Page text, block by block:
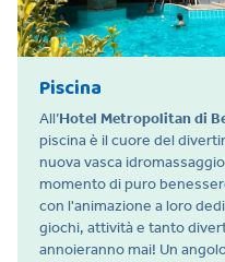
Piscina
All’Hotel Metropolitan di
piscina è il cuore del
nuova vasca
momento di puro
con l'animazione a loro
giochi, attività e tanto
annoieranno mai! Un